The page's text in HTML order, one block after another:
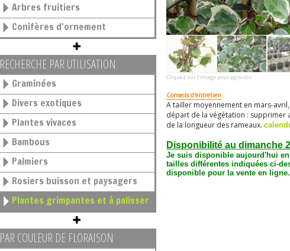
Arbres fruitiers
Conifères d'ornement
RECHERCHE PAR UTILISATION
Graminées
Divers exotiques
Plantes vivaces
Bambous
Palmiers
Rosiers buisson et paysagers
Plantes grimpantes et à palisser
PAR COULEUR DE FLORAISON
Cliquez sur l'image pour agrandir
Conseils d'entretien
A tailler moyennement en mars-
départ de la végétation : supprimer
de la longueur des rameaux.
Disponibilité au dimanche
Je suis disponible aujourd'hui
tailles différentes indiquées ci-
disponible pour la vente en ligne.